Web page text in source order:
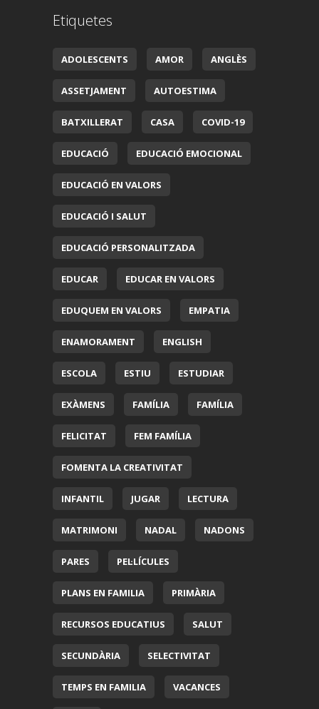
Etiquetes
ADOLESCENTS AMOR ANGLÈS
ASSETJAMENT AUTOESTIMA
BATXILLERAT CASA COVID-19
EDUCACIÓ EDUCACIÓ EMOCIONAL
EDUCACIÓ EN VALORS
EDUCACIÓ I SALUT
EDUCACIÓ PERSONALITZADA
EDUCAR EDUCAR EN VALORS
EDUQUEM EN VALORS EMPATIA
ENAMORAMENT ENGLISH
ESCOLA ESTIU ESTUDIAR
EXÀMENS FAMÍLIA FAMÍLIA
FELICITAT FEM FAMÍLIA
FOMENTA LA CREATIVITAT
INFANTIL JUGAR LECTURA
MATRIMONI NADAL NADONS
PARES PEL·LÍCULES
PLANS EN FAMILIA PRIMÀRIA
RECURSOS EDUCATIUS SALUT
SECUNDÀRIA SELECTIVITAT
TEMPS EN FAMILIA VACANCES